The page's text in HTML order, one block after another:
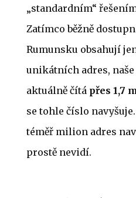
„standardním“
Zatímco běžně
Rumunsku obsahují
unikátních adres,
aktuálně čítá přes 1,7
se tohle číslo
téměř milion adres
prostě nevidí.